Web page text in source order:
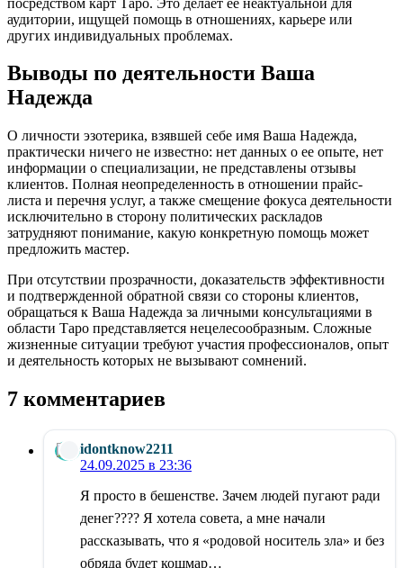
аудитории, ищущей помощь в отношениях, карьере или
других индивидуальных проблемах.
Выводы по деятельности Ваша
Надежда
О личности эзотерика, взявшей себе имя Ваша Надежда,
практически ничего не известно: нет данных о ее опыте, нет
информации о специализации, не представлены отзывы
клиентов. Полная неопределенность в отношении прайс-
листа и перечня услуг, а также смещение фокуса деятельности
исключительно в сторону политических раскладов
затрудняют понимание, какую конкретную помощь может
предложить мастер.
При отсутствии прозрачности, доказательств эффективности
и подтвержденной обратной связи со стороны клиентов,
обращаться к Ваша Надежда за личными консультациями в
области Таро представляется нецелесообразным. Сложные
жизненные ситуации требуют участия профессионалов, опыт
и деятельность которых не вызывают сомнений.
7 комментариев
idontknow2211
24.09.2025 в 23:36
Я просто в бешенстве. Зачем людей пугают ради
денег???? Я хотела совета, а мне начали
рассказывать, что я «родовой носитель зла» и без
обряда будет кошмар…